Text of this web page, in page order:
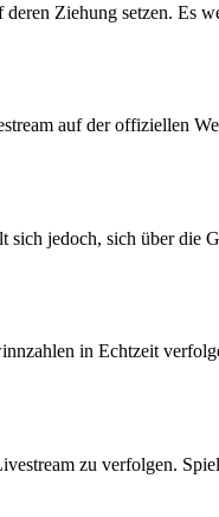
Ziehung setzen. Es
auf der offiziellen
jedoch, sich über die
in Echtzeit
zu verfolgen.